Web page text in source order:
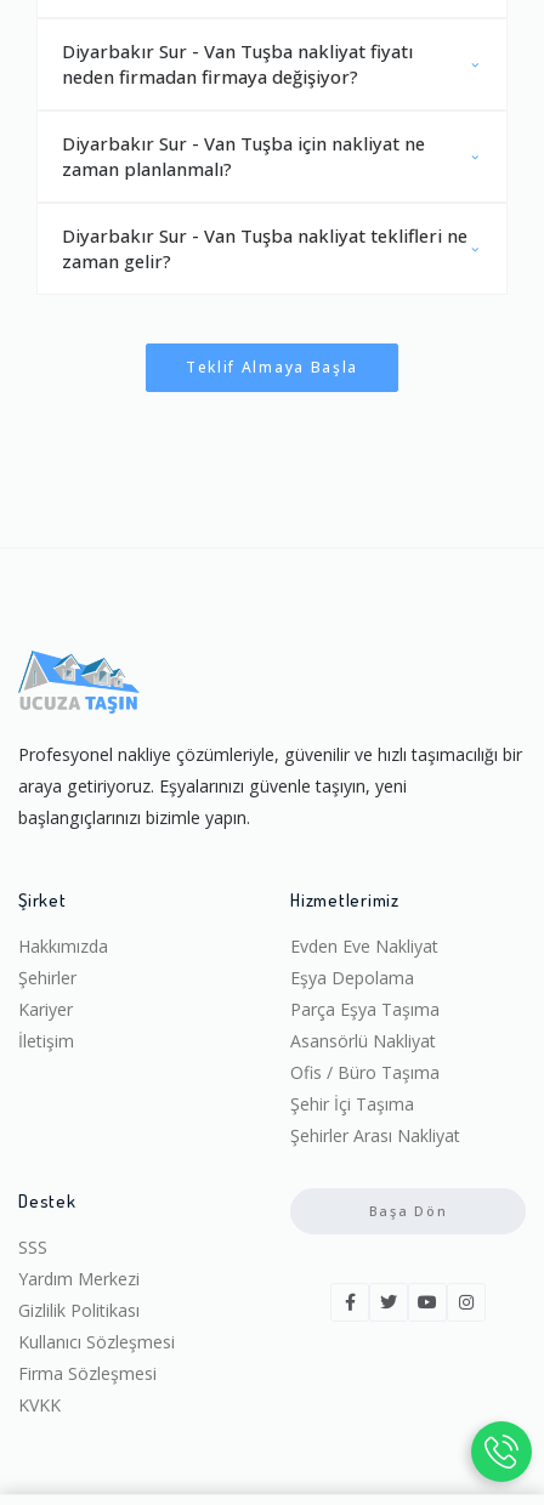
Diyarbakır Sur - Van Tuşba nakliyat fiyatı
neden firmadan firmaya değişiyor?
Diyarbakır Sur - Van Tuşba için nakliyat ne
zaman planlanmalı?
Diyarbakır Sur - Van Tuşba nakliyat teklifleri ne
zaman gelir?
Teklif Almaya Başla
Profesyonel nakliye çözümleriyle, güvenilir ve hızlı taşımacılığı bir
araya getiriyoruz. Eşyalarınızı güvenle taşıyın, yeni
başlangıçlarınızı bizimle yapın.
Şirket
Hakkımızda
Şehirler
Kariyer
İletişim
Hizmetlerimiz
Evden Eve Nakliyat
Eşya Depolama
Parça Eşya Taşıma
Asansörlü Nakliyat
Ofis / Büro Taşıma
Şehir İçi Taşıma
Şehirler Arası Nakliyat
Destek
SSS
Yardım Merkezi
Gizlilik Politikası
Kullanıcı Sözleşmesi
Firma Sözleşmesi
KVKK
Başa Dön